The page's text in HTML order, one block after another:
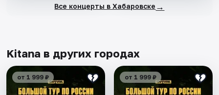
Все концерты в Хабаровске →
Kitana в других городах
от 1 999 ₽ от 1 999 ₽